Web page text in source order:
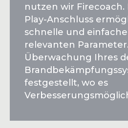
nutzen wir Firecoach.
Play-Anschluss
schnelle und
relevanten
Überwachung Ihres
festgestellt, wo es